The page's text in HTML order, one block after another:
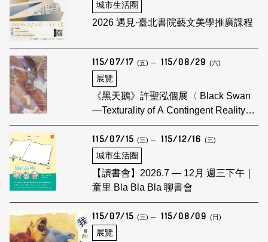
城市生活圈
2026 遇見·臺北書院藝文美學推廣課程
115/07/17 (五) 115/08/29 (六)
展覽
《黑天鵝》許聖泓個展〈 Black Swan
—Texturality of A Contingent Reality〉
Shiu Sheng-Hung Solo Exhibition
115/07/15 (三) 115/12/16 (三)
城市生活圈
【讀書會】2026.7 — 12月 週三下午｜
童里 Bla Bla Bla 聊書會
115/07/15 (三) 115/08/09 (日)
展覽